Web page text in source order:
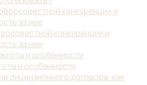
конкуренции и
за нее
и особенности